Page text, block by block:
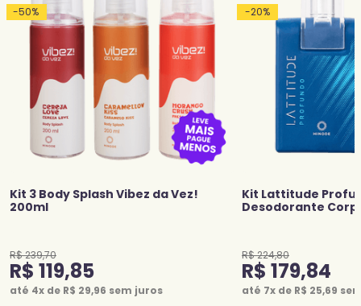
-50%
Kit 3 Body Splash Vibez da Vez!
200ml
R$239,70
R$ 119,85
até 4x de R$ 29,96 sem juros
-20%
Kit Lattitude
Desodorante
R$224,80
R$ 179,84
até 7x de R$ 25,69